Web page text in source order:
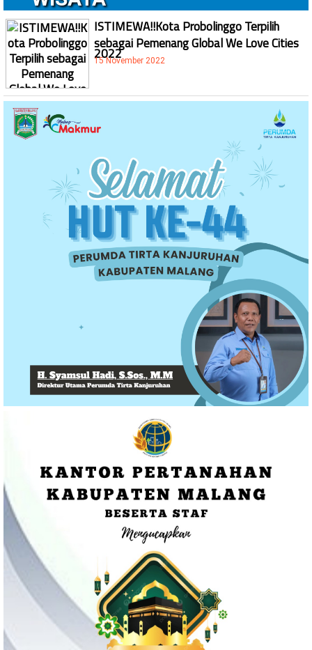
ISTIMEWA!!Kota Probolinggo Terpilih
sebagai Pemenang Global We Love Cities
2022
15 November 2022